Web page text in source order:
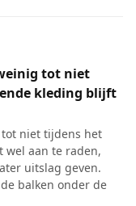
tot niet
kleding blijft
niet tijdens het
wel aan te raden,
uitslag geven.
balken onder de